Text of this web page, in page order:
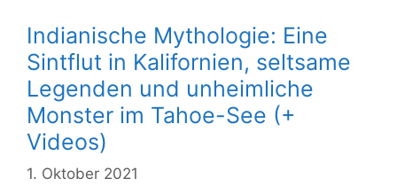
Indianische Mythologie: Eine
Sintflut in Kalifornien, seltsame
Legenden und unheimliche
Monster im Tahoe-See (+
Videos)
1. Oktober 2021